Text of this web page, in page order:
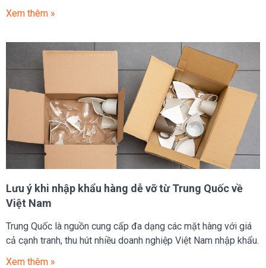
Xem thêm »
Lưu ý khi nhập khẩu hàng dễ vỡ từ Trung Quốc về
Việt Nam
Trung Quốc là nguồn cung cấp đa dạng các mặt hàng với giá
cả cạnh tranh, thu hút nhiều doanh nghiệp Việt Nam nhập khẩu.
Xem thêm »